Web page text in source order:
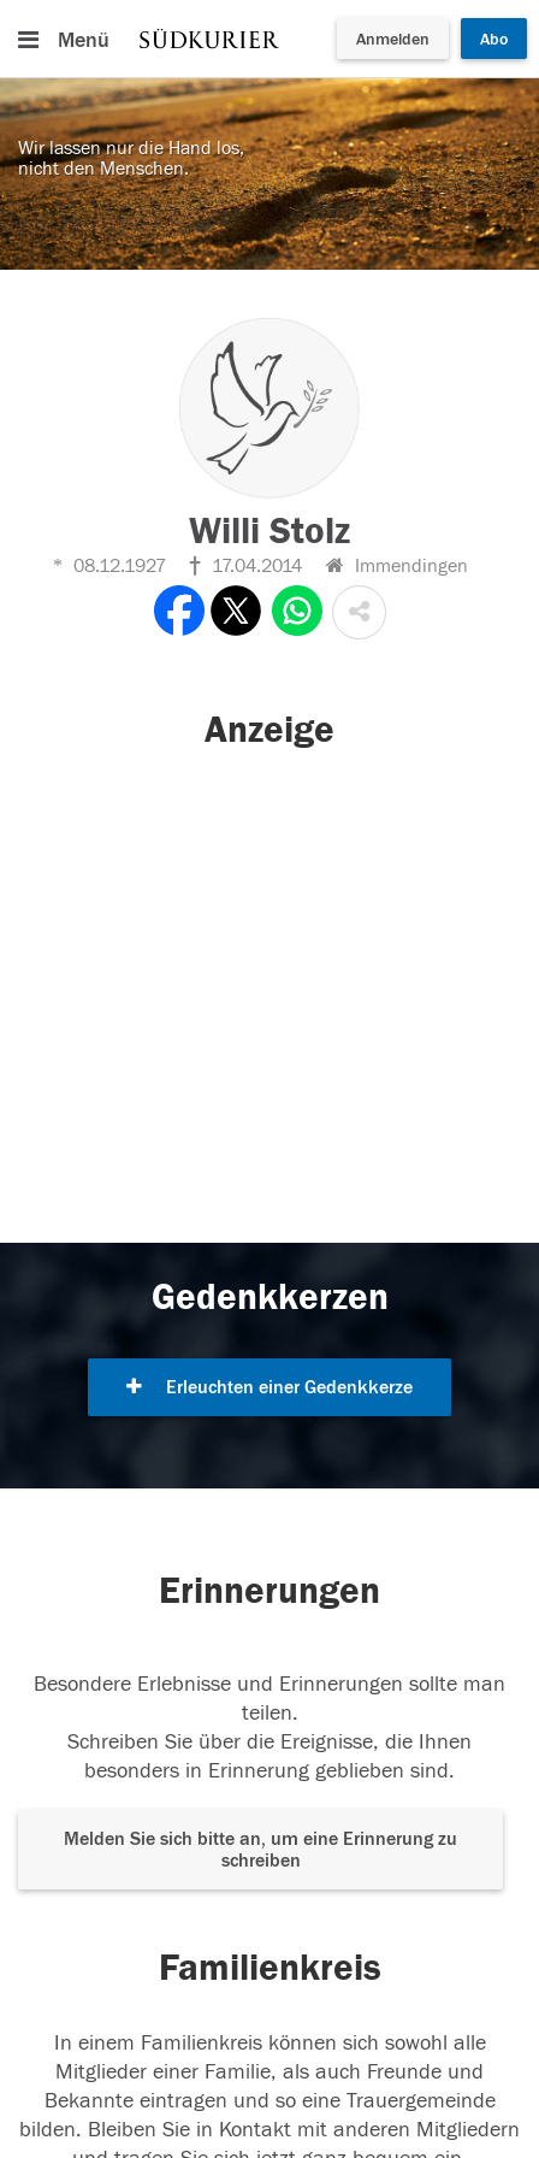
Menü Anmelden Abo
Wir lassen nur die Hand los,
nicht den Menschen.
Willi Stolz
08.12.1927 17.04.2014 Immendingen
Anzeige
Gedenkkerzen
Erleuchten einer Gedenkkerze
Erinnerungen
Besondere Erlebnisse und Erinnerungen sollte man
teilen.
Schreiben Sie über die Ereignisse, die Ihnen
besonders in Erinnerung geblieben sind.
Melden Sie sich bitte an, um eine Erinnerung zu
schreiben
Familienkreis
In einem Familienkreis können sich sowohl alle
Mitglieder einer Familie, als auch Freunde und
Bekannte eintragen und so eine Trauergemeinde
bilden. Bleiben Sie in Kontakt mit anderen Mitgliedern